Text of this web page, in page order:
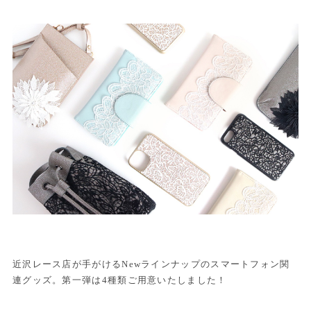
近沢レース店が手がけるNewラインナップのスマートフォン関
連グッズ。第一弾は4種類ご用意いたしました！